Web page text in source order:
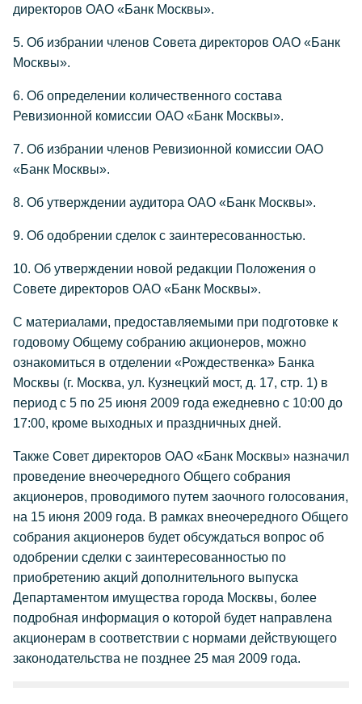
директоров ОАО «Банк Москвы».
5. Об избрании членов Совета директоров ОАО «Банк
Москвы».
6. Об определении количественного состава
Ревизионной комиссии ОАО «Банк Москвы».
7. Об избрании членов Ревизионной комиссии ОАО
«Банк Москвы».
8. Об утверждении аудитора ОАО «Банк Москвы».
9. Об одобрении сделок с заинтересованностью.
10. Об утверждении новой редакции Положения о
Совете директоров ОАО «Банк Москвы».
С материалами, предоставляемыми при подготовке к
годовому Общему собранию акционеров, можно
ознакомиться в отделении «Рождественка» Банка
Москвы (г. Москва, ул. Кузнецкий мост, д. 17, стр. 1) в
период с 5 по 25 июня 2009 года ежедневно с 10:00 до
17:00, кроме выходных и праздничных дней.
Также Совет директоров ОАО «Банк Москвы» назначил
проведение внеочередного Общего собрания
акционеров, проводимого путем заочного голосования,
на 15 июня 2009 года. В рамках внеочередного Общего
собрания акционеров будет обсуждаться вопрос об
одобрении сделки с заинтересованностью по
приобретению акций дополнительного выпуска
Департаментом имущества города Москвы, более
подробная информация о которой будет направлена
акционерам в соответствии с нормами действующего
законодательства не позднее 25 мая 2009 года.